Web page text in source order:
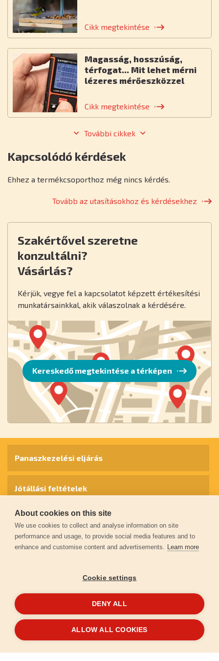
Cikk megtekintése
Magasság, hosszúság,
térfogat... Mit lehet mérni
lézeres mérőeszközzel
Cikk megtekintése
További cikkek
Kapcsolódó kérdések
Ehhez a termékcsoporthoz még nincs kérdés.
Tovább az utasításokhoz és kérdésekhez
Szakértővel szeretne
konzultálni?
Vásárlás?
Kérjük, vegye fel a kapcsolatot képzett értékesítési
munkatársainkkal, akik válaszolnak a kérdésére.
Kereskedő megtekintése a térképen
© 2026extol.hu- Minden jog fenntartva
Panaszkezelési eljárás
Jótállási feltételek
Személyes adatok védelme
Kapcsolat
Garancia regisztráció
LétrehoztaFEO
About cookies on this site
We use cookies to collect and analyse information on site
performance and usage, to provide social media features and to
enhance and customise content and advertisements. Learn more
Cookie settings
DENY ALL
ALLOW ALL COOKIES